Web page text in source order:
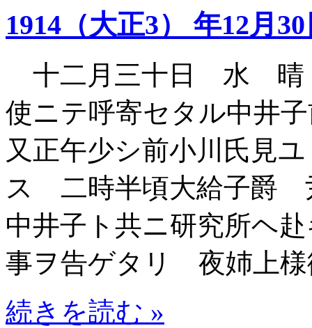
1914（大正3） 年12月
十二月三十日 水 晴
使ニテ呼寄セタル中井
又正午少シ前小川氏見
ス 二時半頃大給子爵
中井子ト共ニ研究所ヘ
事ヲ告ゲタリ 夜姉上様
続きを読む »